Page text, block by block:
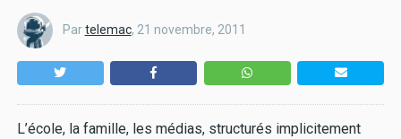
Partelemac, 21 novembre, 2011
L’école, la famille, les médias, structurés implicitement